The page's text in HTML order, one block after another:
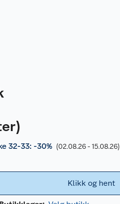
)
32-33: -30% (02.08.26 - 15.08.26)
Klikk og hent